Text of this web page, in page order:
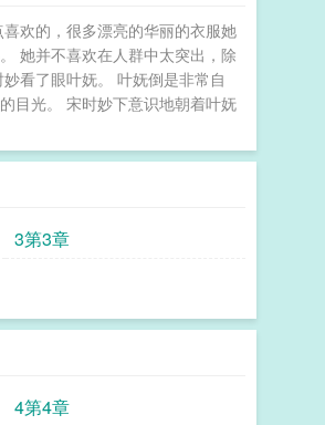
谁学谁？cp粉：情侣装？小
为谢止书总是不按照常理出
应该不会在被欺负了吧。cp
欢的，很多漂亮的华丽的衣服她
她并不喜欢在人群中太突出，除
看了眼叶妩。 叶妩倒是非常自
目光。 宋时妙下意识地朝着叶妩
3第3章
4第4章